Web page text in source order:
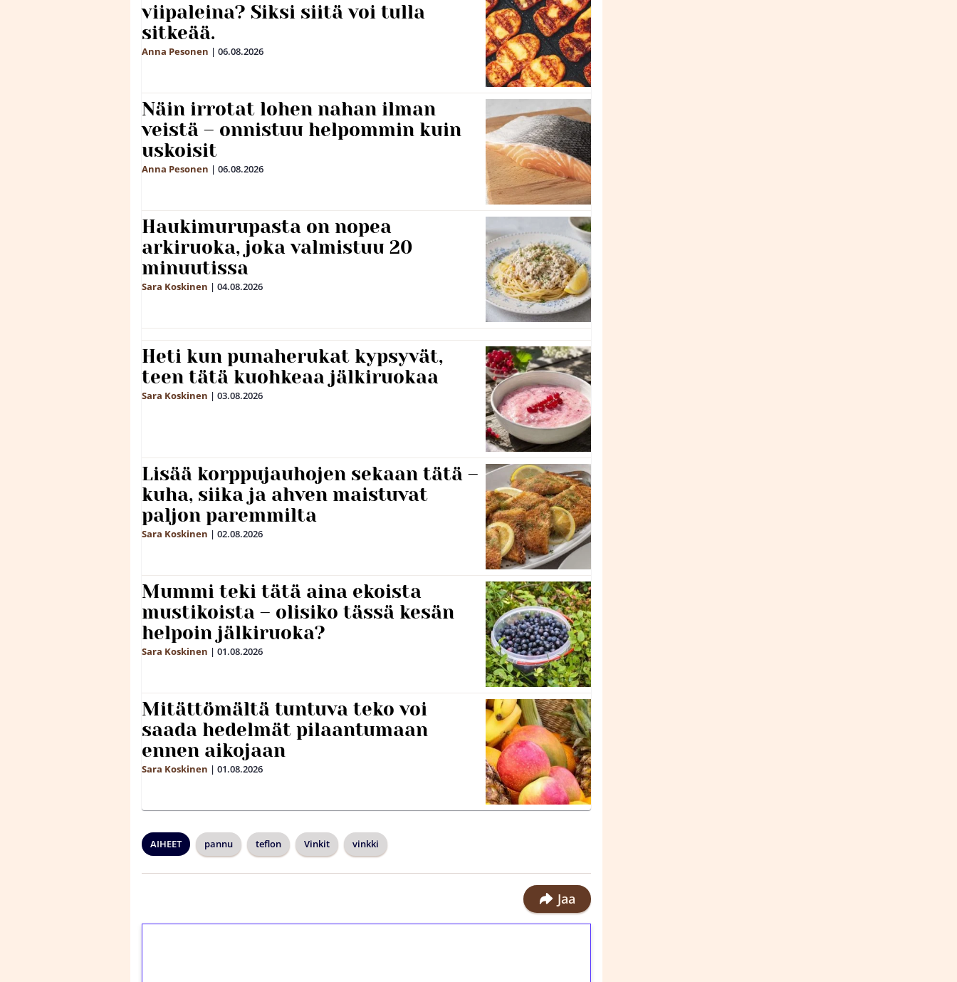
viipaleina? Siksi siitä voi tulla
sitkeää.
Anna Pesonen | 06.08.2026
Näin irrotat lohen nahan ilman
veistä – onnistuu helpommin kuin
uskoisit
Anna Pesonen | 06.08.2026
Haukimurupasta on nopea
arkiruoka, joka valmistuu 20
minuutissa
Sara Koskinen | 04.08.2026
Heti kun punaherukat kypsyvät,
teen tätä kuohkeaa jälkiruokaa
Sara Koskinen | 03.08.2026
Lisää korppujauhojen sekaan tätä –
kuha, siika ja ahven maistuvat
paljon paremmilta
Sara Koskinen | 02.08.2026
Mummi teki tätä aina ekoista
mustikoista – olisiko tässä kesän
helpoin jälkiruoka?
Sara Koskinen | 01.08.2026
Mitättömältä tuntuva teko voi
saada hedelmät pilaantumaan
ennen aikojaan
Sara Koskinen | 01.08.2026
AIHEET pannu teflon Vinkit vinkki
Jaa